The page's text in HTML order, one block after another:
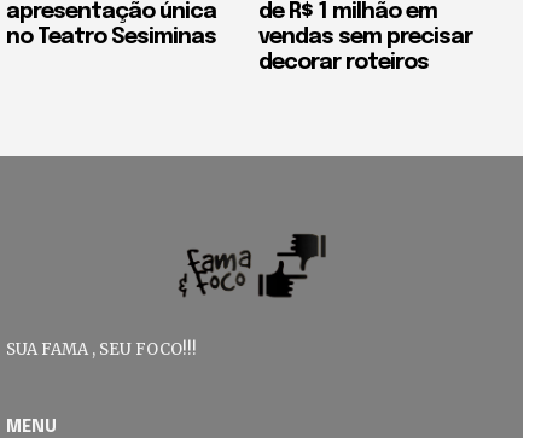
apresentação única
no Teatro Sesiminas
de R$ 1 milhão em
vendas sem precisar
decorar roteiros
SUA FAMA , SEU FOCO!!!
MENU